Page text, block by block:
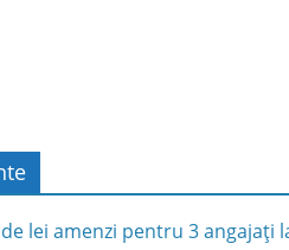
de lei amenzi pentru 3 angajați